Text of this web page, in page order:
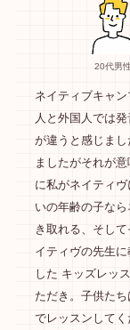
20代男
ネイティブキャ
人と外国人では
が違うと感じま
ましたがそれが
に私がネイティ
いの年齢の子な
き取れる、そし
イティヴの先生
した キッズレッ
ただき。子供た
でレッスンして